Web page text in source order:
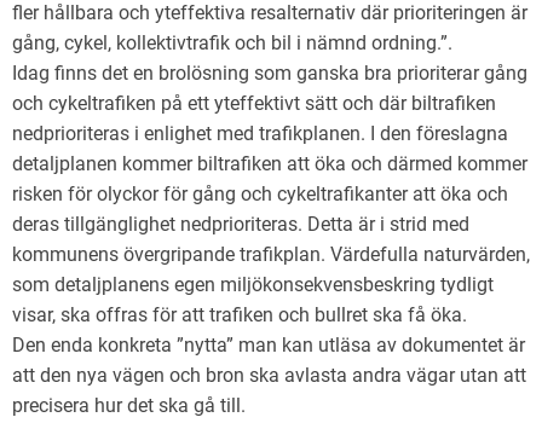
fler hållbara och yteffektiva resalternativ där prioriteringen är
gång, cykel, kollektivtrafik och bil i nämnd ordning.”.
Idag finns det en brolösning som ganska bra prioriterar gång
och cykeltrafiken på ett yteffektivt sätt och där biltrafiken
nedprioriteras i enlighet med trafikplanen. I den föreslagna
detaljplanen kommer biltrafiken att öka och därmed kommer
risken för olyckor för gång och cykeltrafikanter att öka och
deras tillgänglighet nedprioriteras. Detta är i strid med
kommunens övergripande trafikplan. Värdefulla naturvärden,
som detaljplanens egen miljökonsekvensbeskring tydligt
visar, ska offras för att trafiken och bullret ska få öka.
Den enda konkreta ”nytta” man kan utläsa av dokumentet är
att den nya vägen och bron ska avlasta andra vägar utan att
precisera hur det ska gå till.